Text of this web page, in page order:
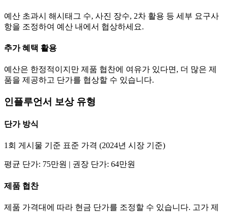
예산 초과시 해시태그 수, 사진 장수, 2차 활용 등 세부 요구사
항을 조정하여 예산 내에서 협상하세요.
추가 혜택 활용
예산은 한정적이지만 제품 협찬에 여유가 있다면, 더 많은 제
품을 제공하고 단가를 협상할 수 있습니다.
인플루언서 보상 유형
단가방식
1회 게시물 기준 표준 가격 (2024년 시장 기준)
평균 단가: 75만원 | 권장 단가: 64만원
제품 협찬
제품 가격대에 따라 현금 단가를 조정할 수 있습니다. 고가 제